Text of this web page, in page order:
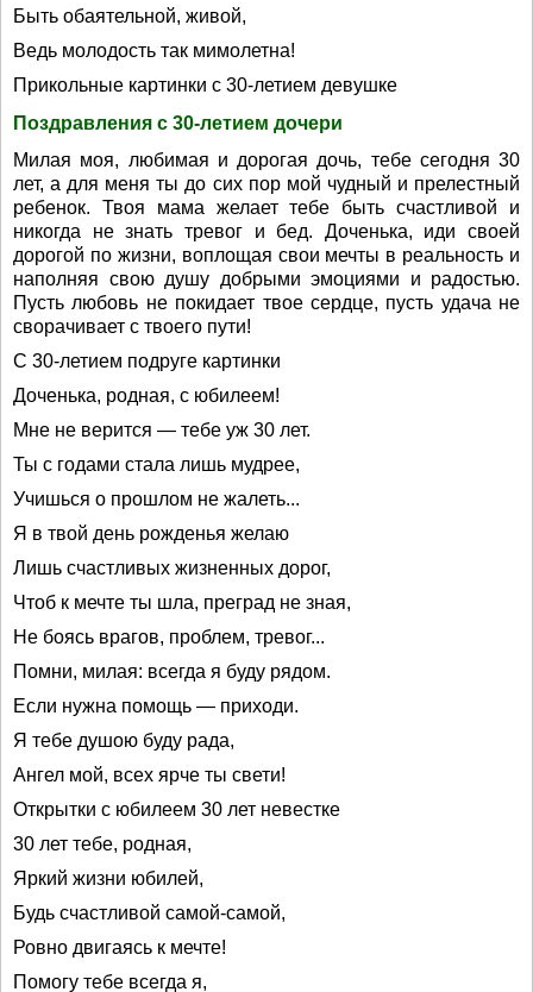
Быть обаятельной, живой,
Ведь молодость так мимолетна!
Прикольные картинки с 30-летием девушке
Поздравления с 30-летием дочери
Милая моя, любимая и дорогая дочь, тебе сегодня 30
лет, а для меня ты до сих пор мой чудный и прелестный
ребенок. Твоя мама желает тебе быть счастливой и
никогда не знать тревог и бед. Доченька, иди своей
дорогой по жизни, воплощая свои мечты в реальность и
наполняя свою душу добрыми эмоциями и радостью.
Пусть любовь не покидает твое сердце, пусть удача не
сворачивает с твоего пути!
С 30-летием подруге картинки
Доченька, родная, с юбилеем!
Мне не верится — тебе уж 30 лет.
Ты с годами стала лишь мудрее,
Учишься о прошлом не жалеть...
Я в твой день рожденья желаю
Лишь счастливых жизненных дорог,
Чтоб к мечте ты шла, преград не зная,
Не боясь врагов, проблем, тревог...
Помни, милая: всегда я буду рядом.
Если нужна помощь — приходи.
Я тебе душою буду рада,
Ангел мой, всех ярче ты свети!
Открытки с юбилеем 30 лет невестке
30 лет тебе, родная,
Яркий жизни юбилей,
Будь счастливой самой-самой,
Ровно двигаясь к мечте!
Помогу тебе всегда я,